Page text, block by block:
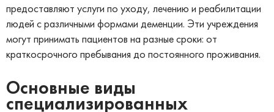
предоставляют услуги по уходу, лечению и реабилитации
людей с различными формами деменции. Эти учреждения
могут принимать пациентов на разные сроки: от
краткосрочного пребывания до постоянного проживания.
Основные виды
специализированных